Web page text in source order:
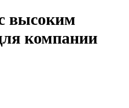
высоким
компании